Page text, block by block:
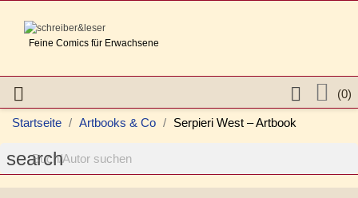
Feine Comics für Erwachsene
  (0)

Startseite Artbooks & Co Serpieri West – Artbook
search